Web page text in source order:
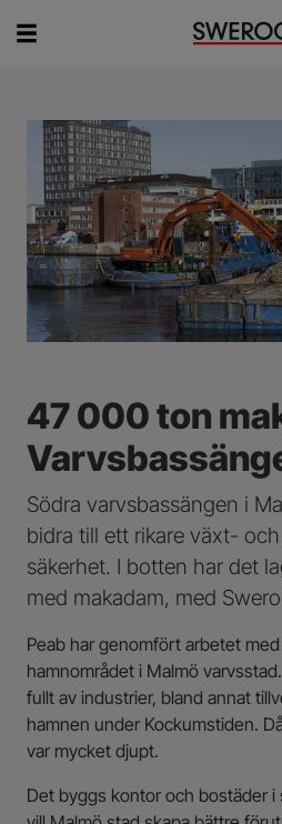
47 000 ton
Södra varvsbassängen i
bidra till ett rikare växt-
säkerhet. I botten har det
med makadam, med
Peab har genomfört arbetet
hamnområdet i Malmö
fullt av industrier, bland annat
hamnen under Kockumstiden.
var mycket djupt.
Det byggs kontor och bostäder i